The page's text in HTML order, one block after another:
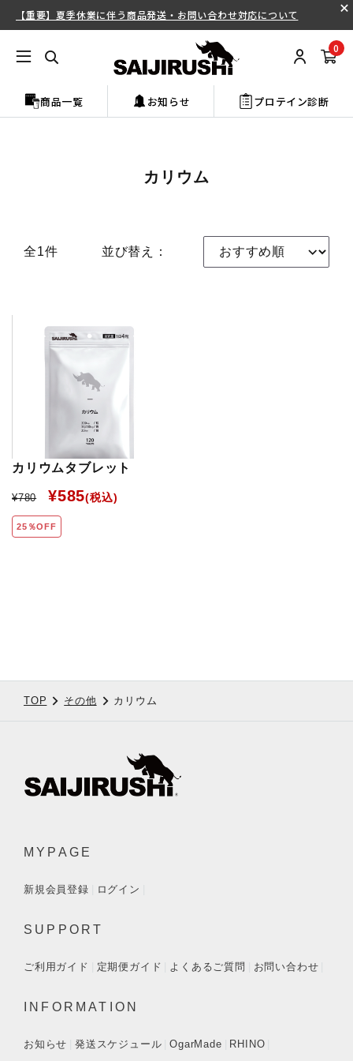
【重要】夏季休業に伴う商品発送・お問い合わせ対応について
0
商品一覧 お知らせ プロテイン診断
カリウム
全1件 並び替え：
カリウムタブレット
¥780 ¥585
25％OFF
TOP その他 カリウム
MYPAGE
新規会員登録 ログイン
SUPPORT
ご利用ガイド 定期便ガイド よくあるご質問 お問い合わせ
INFORMATION
お知らせ 発送スケジュール OgarMade RHINO